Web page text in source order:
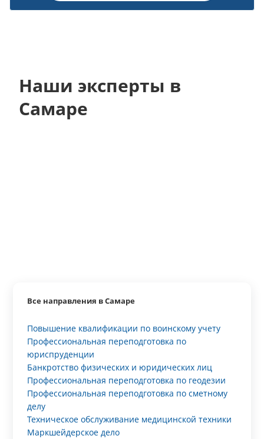
Наши эксперты в
Самаре
Все направления в Самаре
Повышение квалификации по воинскому учету
Профессиональная переподготовка по
юриспруденции
Банкротство физических и юридических лиц
Профессиональная переподготовка по геодезии
Профессиональная переподготовка по сметному
делу
Техническое обслуживание медицинской техники
Маркшейдерское дело